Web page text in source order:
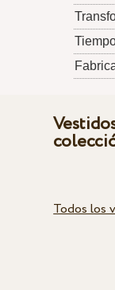
Todos los